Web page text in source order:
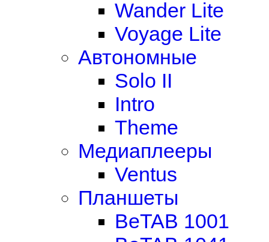
Wander Lite
Voyage Lite
Автономные
Solo II
Intro
Theme
Медиаплееры
Ventus
Планшеты
BeTAB 1001